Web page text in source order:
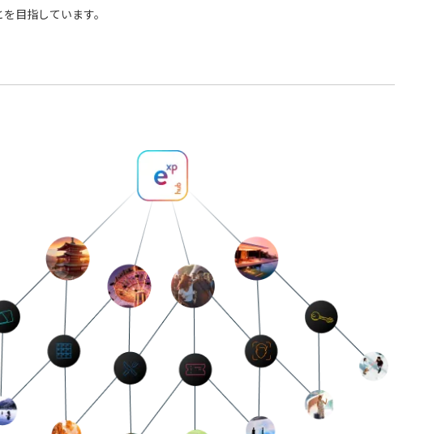
目指しています。